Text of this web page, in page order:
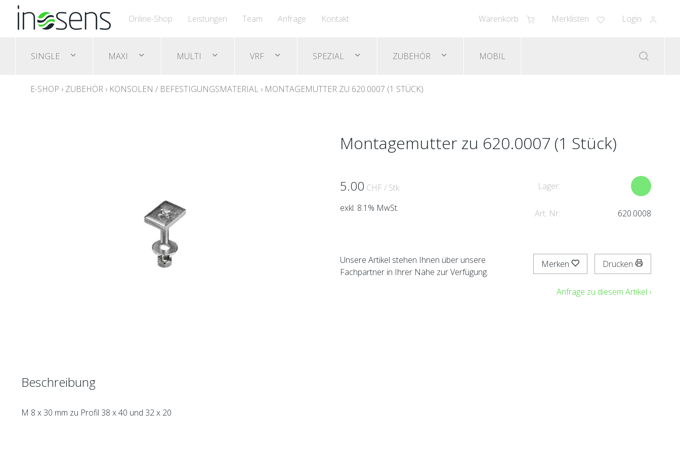
Warenkorb Merklisten Login
Online-Shop Leistungen Team Anfrage Kontakt
SINGLE MAXI MULTI VRF SPEZIAL ZUBEHÖR MOBIL
E-SHOP › ZUBEHÖR › KONSOLEN / BEFESTIGUNGSMATERIAL › MONTAGEMUTTER ZU 620.0007 (1 STÜCK)
Montagemutter zu 620.0007 (1 Stück)
5.00 CHF / Stk.
exkl. 8.1% MwSt.
Lager:
Art. Nr: 620.0008
Unsere Artikel stehen Ihnen über unsere
Fachpartner in Ihrer Nähe zur Verfügung.
Merken Drucken
Anfrage zu diesem Artikel ›
Beschreibung
M 8 x 30 mm zu Profil 38 x 40 und 32 x 20